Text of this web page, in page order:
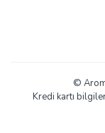
©
Kredi kartı